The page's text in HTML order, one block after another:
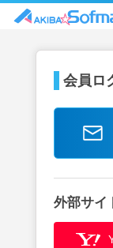
会員ロ
外部サイ